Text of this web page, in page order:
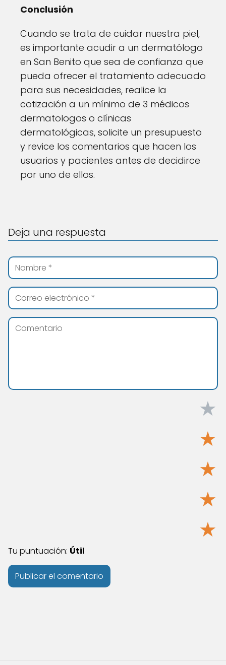
Conclusión
Cuando se trata de cuidar nuestra piel,
es importante acudir a un dermatólogo
en San Benito que sea de confianza que
pueda ofrecer el tratamiento adecuado
para sus necesidades, realice la
cotización a un mínimo de 3 médicos
dermatologos o clínicas
dermatológicas, solicite un presupuesto
y revice los comentarios que hacen los
usuarios y pacientes antes de decidirce
por uno de ellos.
Deja una respuesta
★
★
★
★
★
Tu puntuación: Útil